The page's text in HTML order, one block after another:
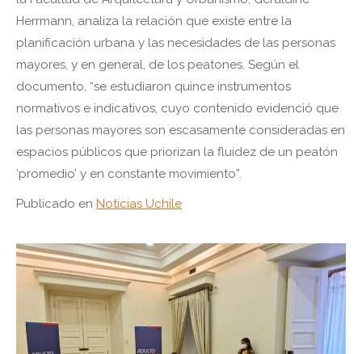
Herrmann, analiza la relación que existe entre la
planificación urbana y las necesidades de las personas
mayores, y en general, de los peatones. Según el
documento, “se estudiaron quince instrumentos
normativos e indicativos, cuyo contenido evidenció que
las personas mayores son escasamente consideradas en
espacios públicos que priorizan la fluidez de un peatón
‘promedio’ y en constante movimiento”.
Publicado en Noticias Uchile